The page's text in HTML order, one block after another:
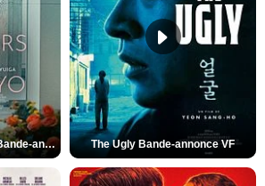
Des Fleurs pour Tokyo Bande-annonce VO STFR The Ugly Bande-annonce VF